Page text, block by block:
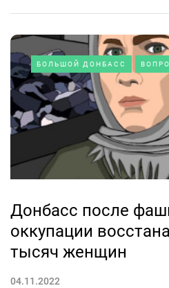
БОЛЬШОЙ ДОНБАСС
Донбасс после
оккупации
тысяч женщин
04.11.2022